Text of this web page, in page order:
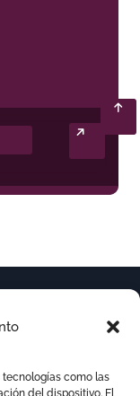
tecnologías como las
del dispositivo. El